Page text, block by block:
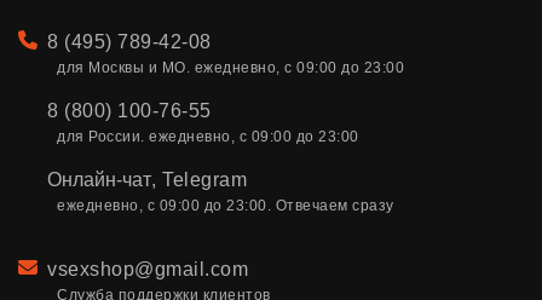
Телефон
8 (495) 789-42-08
для Москвы и МО. ежедневно, с 09:00 до 23:00
8 (800) 100-76-55
для России. ежедневно, с 09:00 до 23:00
Онлайн-чат, Telegram
ежедневно, с 09:00 до 23:00. Отвечаем сразу
Email
vsexshop@gmail.com
Служба поддержки клиентов